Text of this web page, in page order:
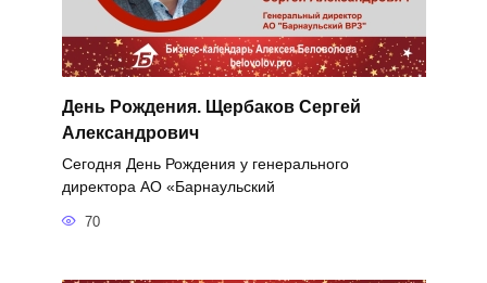
День Рождения. Щербаков Сергей
Александрович
Сегодня День Рождения у генерального
директора АО «Барнаульский
70